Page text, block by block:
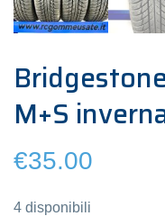
M+S
€35.00
4 disponibili